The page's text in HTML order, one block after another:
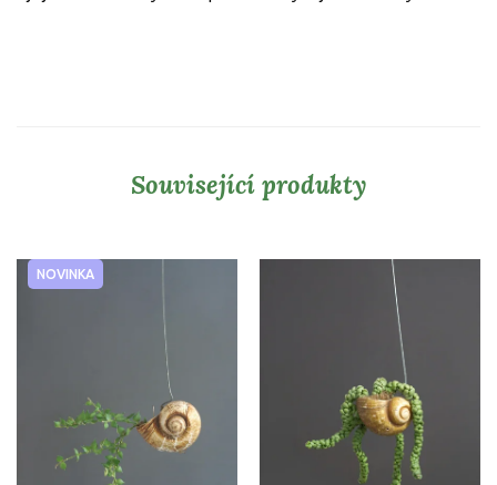
Související produkty
NOVINKA